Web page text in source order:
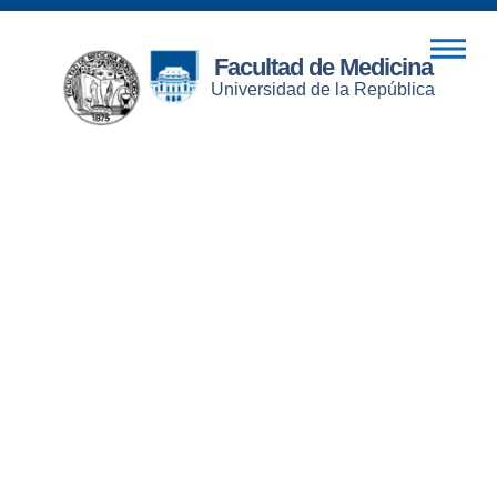
Facultad de Medicina
Universidad de la República